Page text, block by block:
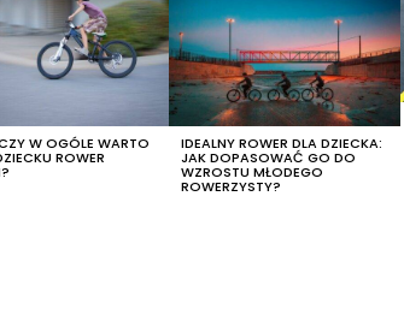
W OGÓLE WARTO
ROWER
IDEALNY ROWER DLA DZIECKA:
JAK DOPASOWAĆ GO DO
WZROSTU MŁODEGO
ROWERZYSTY?